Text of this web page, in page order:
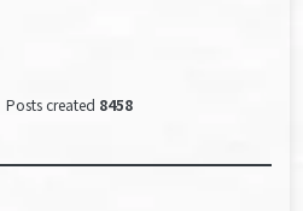
Posts created 8458